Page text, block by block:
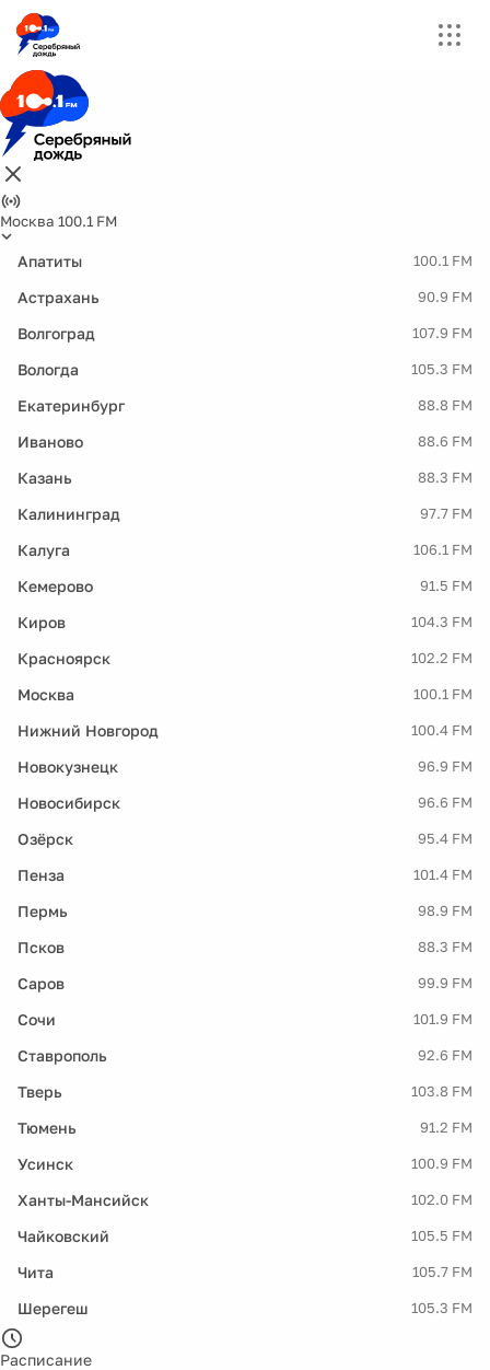
Москва 100.1 FM
Апатиты 100.1 FM
Астрахань 90.9 FM
Волгоград 107.9 FM
Вологда 105.3 FM
Екатеринбург 88.8 FM
Иваново 88.6 FM
Казань 88.3 FM
Калининград 97.7 FM
Калуга 106.1 FM
Кемерово 91.5 FM
Киров 104.3 FM
Красноярск 102.2 FM
Москва 100.1 FM
Нижний Новгород 100.4 FM
Новокузнецк 96.9 FM
Новосибирск 96.6 FM
Озёрск 95.4 FM
Пенза 101.4 FM
Пермь 98.9 FM
Псков 88.3 FM
Саров 99.9 FM
Сочи 101.9 FM
Ставрополь 92.6 FM
Тверь 103.8 FM
Тюмень 91.2 FM
Усинск 100.9 FM
Ханты-Мансийск 102.0 FM
Чайковский 105.5 FM
Чита 105.7 FM
Шерегеш 105.3 FM
Расписание